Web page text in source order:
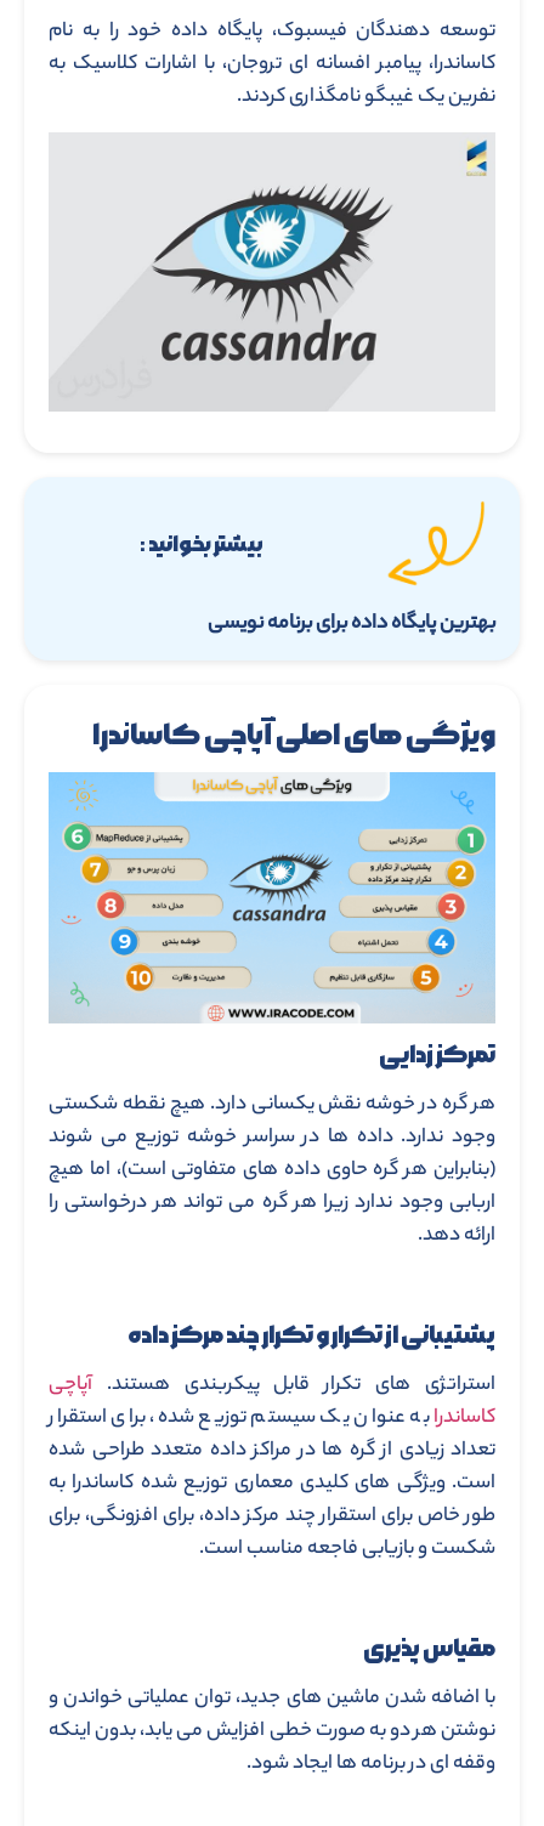
توسعه دهندگان فیسبوک، پایگاه داده خود را به نام
کاساندرا، پیامبر افسانه ای تروجان، با اشارات کلاسیک به
نفرین یک غیبگو نامگذاری کردند.
بیشتر بخوانید :
بهترین پایگاه داده برای برنامه نویسی
ویژگی های اصلی آپاچی کاساندرا
تمرکز زدایی
هر گره در خوشه نقش یکسانی دارد. هیچ نقطه شکستی
وجود ندارد. داده ها در سراسر خوشه توزیع می شوند
(بنابراین هر گره حاوی داده های متفاوتی است)، اما هیچ
اربابی وجود ندارد زیرا هر گره می تواند هر درخواستی را
ارائه دهد.
پشتیبانی از تکرار و تکرار چند مرکز داده
استراتژی های تکرار قابل پیکربندی هستند.آپاچی
کاساندرابه عنوان یک سیستم توزیع شده، برای استقرار
تعداد زیادی از گره ها در مراکز داده متعدد طراحی شده
است. ویژگی های کلیدی معماری توزیع شده کاساندرا به
طور خاص برای استقرار چند مرکز داده، برای افزونگی، برای
شکست و بازیابی فاجعه مناسب است.
مقیاس پذیری
با اضافه شدن ماشین های جدید، توان عملیاتی خواندن و
نوشتن هر دو به صورت خطی افزایش می یابد، بدون اینکه
وقفه ای در برنامه ها ایجاد شود.